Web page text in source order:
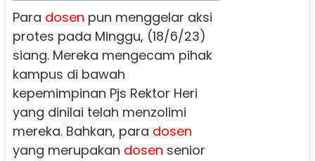
Para dosen pun menggelar aksi
protes pada Minggu, (18/6/23)
siang. Mereka mengecam pihak
kampus di bawah
kepemimpinan Pjs Rektor Heri
yang dinilai telah menzolimi
mereka. Bahkan, para dosen
yang merupakan dosen senior